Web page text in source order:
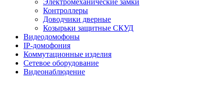
Электромеханические замки
Контроллеры
Доводчики дверные
Козырьки защитные СКУД
Видеодомофоны
IP-домофония
Коммутационные изделия
Сетевое оборудование
Видеонаблюдение